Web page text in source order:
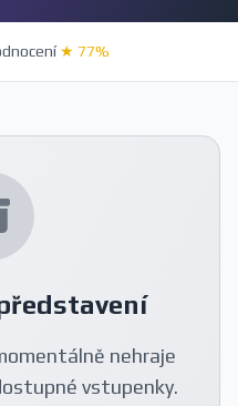
★ 77%
nehraje
vstupenky.